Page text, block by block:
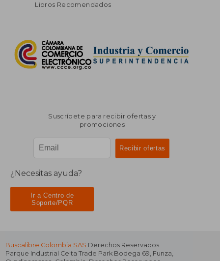
Libros Recomendados
Suscríbete para recibir ofertas y
promociones
¿Necesitas ayuda?
Ir a Centro de
Soporte/PQR
Buscalibre Colombia SAS Derechos Reservados.
Parque Industrial Celta Trade Park Bodega 69, Funza,